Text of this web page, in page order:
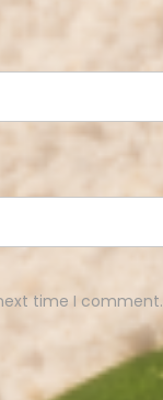
time I comment.